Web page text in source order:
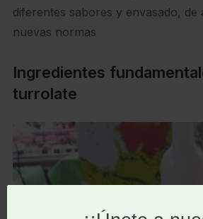
diferentes sabores y envasado, de
nuevas normas
Ingredientes
turrolate